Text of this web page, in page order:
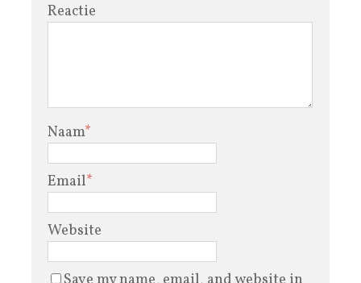
Reactie
Naam*
Email*
Website